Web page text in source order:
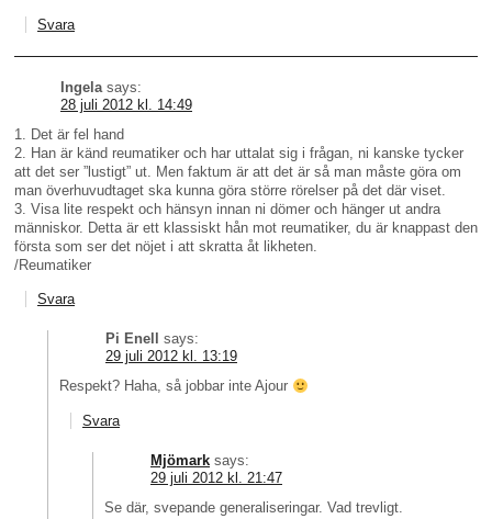
Svara
Ingela says:
28 juli 2012 kl. 14:49
1. Det är fel hand
2. Han är känd reumatiker och har uttalat sig i frågan, ni kanske tycker
att det ser ”lustigt” ut. Men faktum är att det är så man måste göra om
man överhuvudtaget ska kunna göra större rörelser på det där viset.
3. Visa lite respekt och hänsyn innan ni dömer och hänger ut andra
människor. Detta är ett klassiskt hån mot reumatiker, du är knappast den
första som ser det nöjet i att skratta åt likheten.
/Reumatiker
Svara
Pi Enell
says:
29 juli 2012 kl. 13:19
Respekt? Haha, så jobbar inte Ajour
Svara
Mjömark says:
29 juli 2012 kl. 21:47
Se där, svepande generaliseringar. Vad trevligt.